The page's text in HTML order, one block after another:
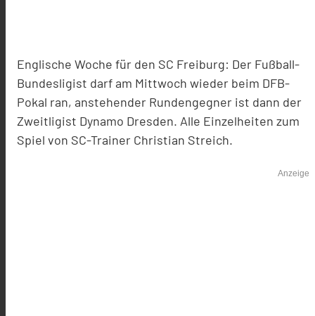
Englische Woche für den SC Freiburg: Der Fußball-
Bundesligist darf am Mittwoch wieder beim DFB-
Pokal ran, anstehender Rundengegner ist dann der
Zweitligist Dynamo Dresden. Alle Einzelheiten zum
Spiel von SC-Trainer Christian Streich.
Anzeige